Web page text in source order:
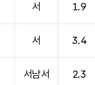
서 1.9
서 3.4
서남서 2.3